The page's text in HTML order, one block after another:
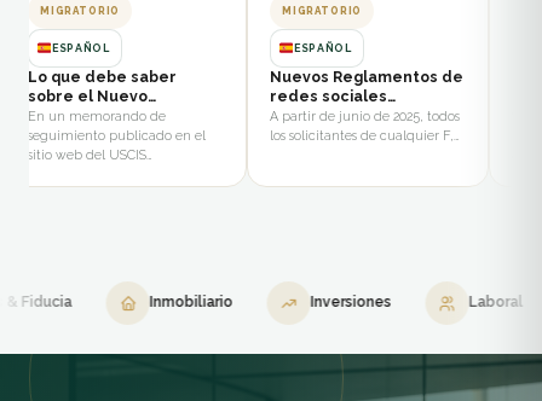
MIGRATORIO
ESPAÑOL
Lo que debe saber
sobre el Nuevo
Memorando de Politica
del USCIS en Solicitudes
de Ajuste de Estatus
En un memorando de
seguimiento publicado en el
sitio web del USCIS…
MIGRATORIO
ESPAÑOL
Nuevos Reglamentos de
redes sociales
solicitantes de visas no
inmigrantes
A partir de junio de 2025, todos
los solicitantes de cualquier F,…
Inmobiliario Inversiones Laboral